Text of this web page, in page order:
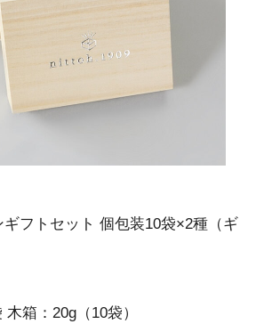
フトセット 個包装10袋×2種（ギ
箱：20g（10袋）